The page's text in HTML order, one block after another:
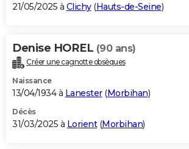
21/05/2025 à Clichy(Hauts-de-Seine)
Denise HOREL (90 ans)
Créer une cagnotte obsèques
Naissance
13/04/1934 à Lanester(Morbihan)
Décès
31/03/2025 à Lorient(Morbihan)